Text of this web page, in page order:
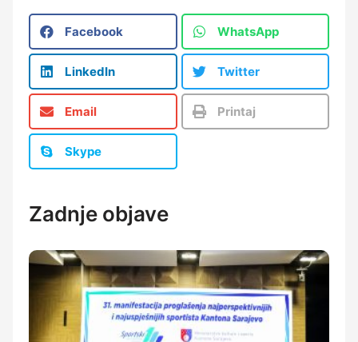
Facebook WhatsApp
LinkedIn Twitter
Email Printaj
Skype
Zadnje objave